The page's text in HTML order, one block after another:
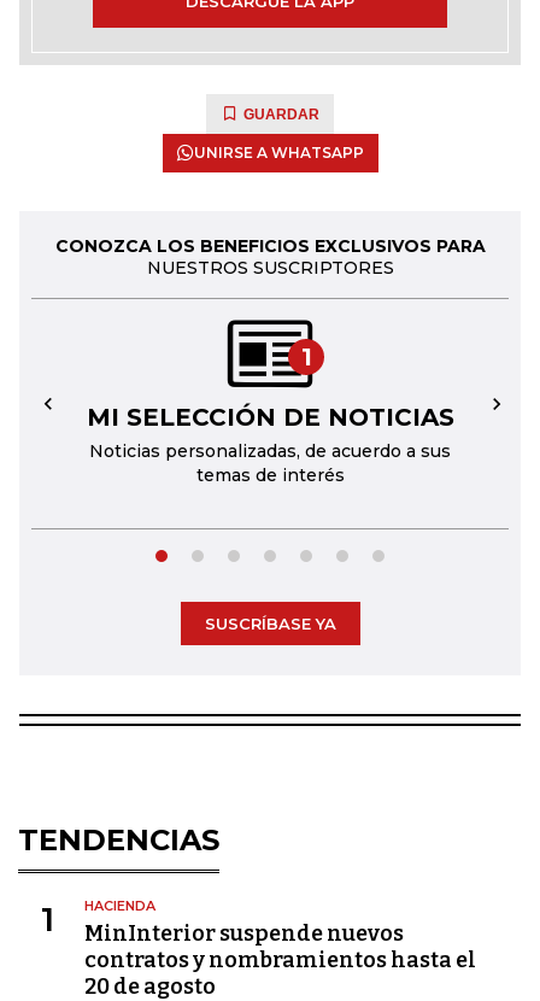
GUARDAR
UNIRSE A WHATSAPP
CONOZCA LOS BENEFICIOS EXCLUSIVOS PARA
NUESTROS SUSCRIPTORES
1
MI SELECCIÓN DE NOTICIAS
Noticias personalizadas, de acuerdo a sus
temas de interés
← →
SUSCRÍBASE YA
TENDENCIAS
1 HACIENDA
MinInterior suspende nuevos
contratos y nombramientos hasta el
20 de agosto